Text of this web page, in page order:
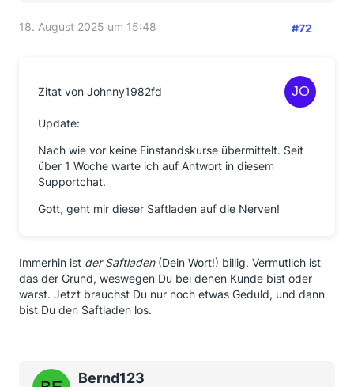
18. August 2025 um 15:48 #72
Zitat von Johnny1982fd
Update:
Nach wie vor keine Einstandskurse übermittelt. Seit
über 1 Woche warte ich auf Antwort in diesem
Supportchat.
Gott, geht mir dieser Saftladen auf die Nerven!
Immerhin ist der Saftladen(Dein Wort!) billig. Vermutlich ist
das der Grund, weswegen Du bei denen Kunde bist oder
warst. Jetzt brauchst Du nur noch etwas Geduld, und dann
bist Du den Saftladen los.
Bernd123